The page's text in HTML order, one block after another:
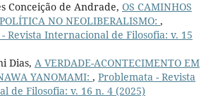
Conceição de Andrade, OS CAMINHOS
NO NEOLIBERALISMO: ,
Revista Internacional de Filosofia: v. 15
Dias, A VERDADE-ACONTECIMENTO EM
YANOMAMI: , Problemata - Revista
de Filosofia: v. 16 n. 4 (2025)